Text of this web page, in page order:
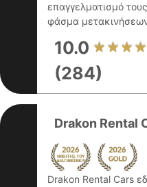
επαγγελματισμό
φάσμα
10.0
(284)
Drakon Rental
Drakon Rental Cars